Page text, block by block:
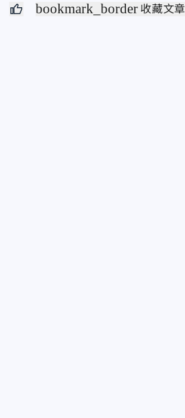
bookmark_border 收藏文章